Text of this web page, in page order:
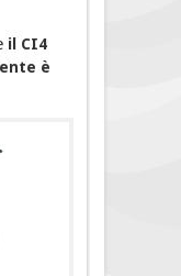
il CI4
è